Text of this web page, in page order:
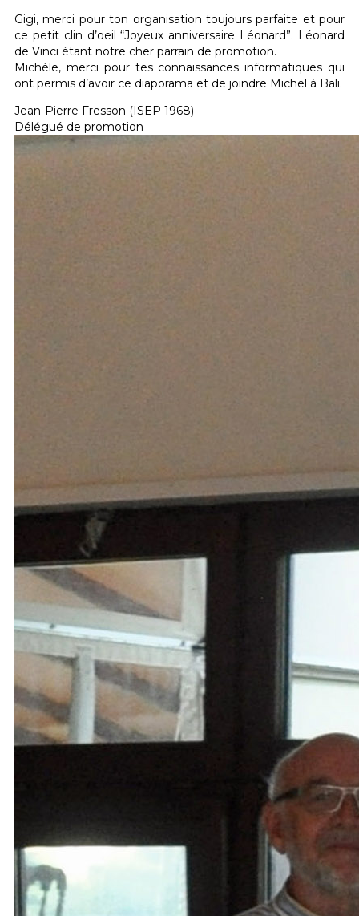
Gigi, merci pour ton organisation toujours parfaite et pour
ce petit clin d’oeil “Joyeux anniversaire Léonard”. Léonard
de Vinci étant notre cher parrain de promotion.
Michèle, merci pour tes connaissances informatiques qui
ont permis d’avoir ce diaporama et de joindre Michel à Bali.
Jean-Pierre Fresson (ISEP 1968)
Délégué de promotion